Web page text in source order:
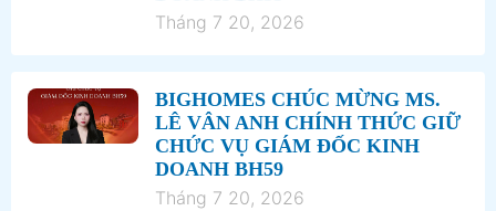
Tháng 7 20, 2026
BIGHOMES CHÚC MỪNG MS.
LÊ VÂN ANH CHÍNH THỨC GIỮ
CHỨC VỤ GIÁM ĐỐC KINH
DOANH BH59
Tháng 7 20, 2026